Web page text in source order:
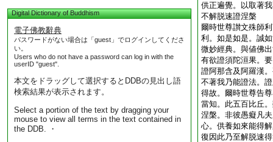
Digital Dictionary of Buddhism
電子佛教辭典
パスワードがない場合は「guest」でログインしてくださ
い。
Users who do not have a password can log in with the
userID "guest".
本文をドラッグして選択するとDDBの見出し語
検索結果が表示されます。
Select a portion of the text by dragging your
mouse to view all terms in the text contained in
the DDB. ・
供正遍覺。以取著
不解脱速證涅槃
爾時世尊讃文殊師
利。如是如是。誠
微妙經典。與値佛
有欲證須陀洹果。
證阿那含及阿羅漢
不著我乃能證法。
得故。爾時世尊告
當知。此五百比丘
涅槃。非彼愚癡凡
心。供養如來能得
復因此乃至解脱速